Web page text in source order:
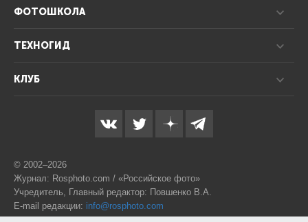
ФОТОШКОЛА
ТЕХНОГИД
КЛУБ
© 2002–2026
Журнал: Rosphoto.com / «Российское фото»
Учредитель, Главный редактор: Повшенко В.А.
E-mail редакции: info@rosphoto.com